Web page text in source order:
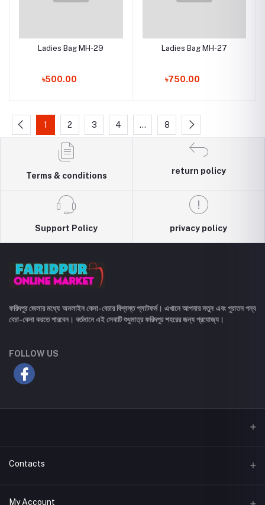
Ladies Bag MH-29
৳500.00
Ladies Bag MH-27
৳750.00
1 2 3 4 … 8
Terms & conditions
return policy
Support Policy privacy policy
ফরিদপুর জেলার মধ্যে অনলাইন কেনা-বেচার বিশ্বস্ত প্লাটফর্ম। এখানে আপনার নতুন এবং পুরাতন পন্য
বেচা-কেনা করতে পারবেন। বর্তমানে এই সেবাটি শুধুমাত্র ফরিদপুর শহরের জন্য প্রযোজ্য।
FOLLOW US
Contacts
Address
My Account